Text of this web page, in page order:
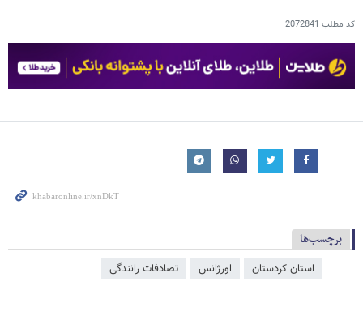
کد مطلب 2072841
برچسب‌ها
استان کردستان اورژانس تصادفات رانندگی